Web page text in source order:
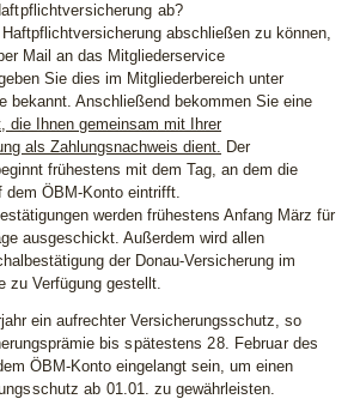
ab?
abschließen zu können,
Mail an das Mitgliederservice
Sie dies im Mitgliederbereich unter
bekannt. Anschließend bekommen Sie eine
die Ihnen gemeinsam mit Ihrer
als Zahlungsnachweis dient. Der
frühestens mit dem Tag, an dem die
dem ÖBM-Konto eintrifft.
werden frühestens Anfang März für
ausgeschickt. Außerdem wird allen
der Donau-Versicherung im
zu Verfügung gestellt.
ein aufrechter Versicherungsschutz, so
bis spätestens 28. Februar des
ÖBM-Konto eingelangt sein, um einen
ab 01.01. zu gewährleisten.